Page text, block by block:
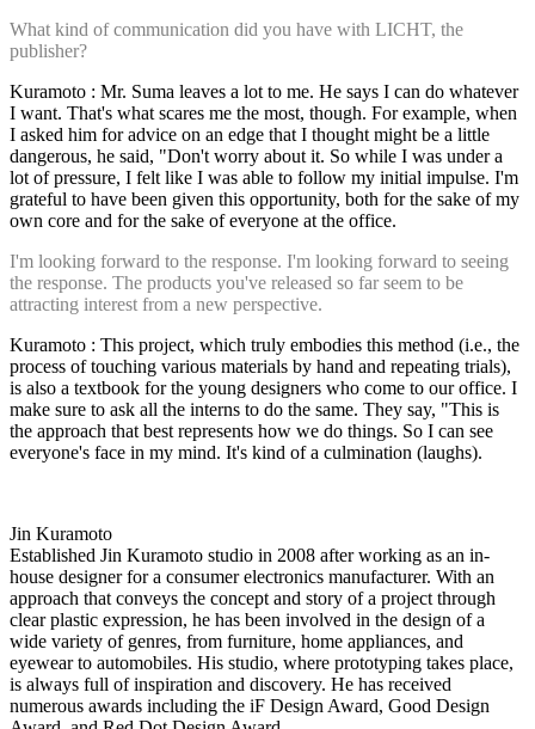
What kind of communication did you have with LICHT, the
publisher?
Kuramoto : Mr. Suma leaves a lot to me. He says I can do whatever
I want. That's what scares me the most, though. For example, when
I asked him for advice on an edge that I thought might be a little
dangerous, he said, "Don't worry about it. So while I was under a
lot of pressure, I felt like I was able to follow my initial impulse. I'm
grateful to have been given this opportunity, both for the sake of my
own core and for the sake of everyone at the office.
I'm looking forward to the response. I'm looking forward to seeing
the response. The products you've released so far seem to be
attracting interest from a new perspective.
Kuramoto : This project, which truly embodies this method (i.e., the
process of touching various materials by hand and repeating trials),
is also a textbook for the young designers who come to our office. I
make sure to ask all the interns to do the same. They say, "This is
the approach that best represents how we do things. So I can see
everyone's face in my mind. It's kind of a culmination (laughs).
Jin Kuramoto
Established Jin Kuramoto studio in 2008 after working as an in-
house designer for a consumer electronics manufacturer. With an
approach that conveys the concept and story of a project through
clear plastic expression, he has been involved in the design of a
wide variety of genres, from furniture, home appliances, and
eyewear to automobiles. His studio, where prototyping takes place,
is always full of inspiration and discovery. He has received
numerous awards including the iF Design Award, Good Design